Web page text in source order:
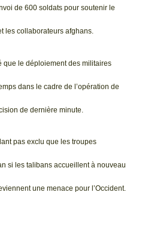
de 600 soldats pour soutenir le
les collaborateurs afghans.
que le déploiement des militaires
dans le cadre de l’opération de
de dernière minute.
pas exclu que les troupes
si les talibans accueillent à nouveau
une menace pour l’Occident.